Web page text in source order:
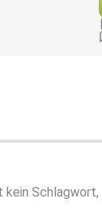
kein Schlagwort,